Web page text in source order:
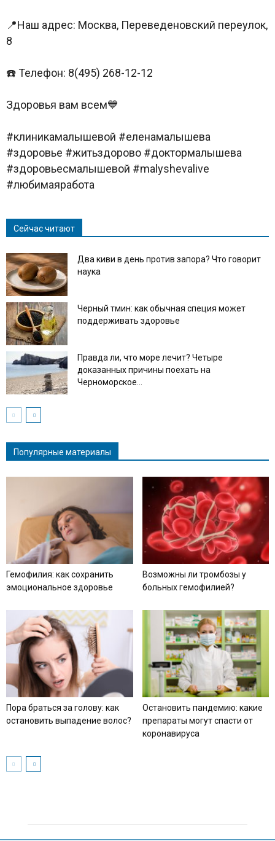
📍Наш адрес: Москва, Переведеновский переулок,
8
☎️ Телефон: 8(495) 268-12-12
Здоровья вам всем💙
#клиникамалышевой #еленамалышева
#здоровье #житьздорово #доктормалышева
#здоровьесмалышевой #malyshevalive
#любимаяработа
Сейчас читают
Два киви в день против запора? Что говорит
наука
Черный тмин: как обычная специя может
поддерживать здоровье
Правда ли, что море лечит? Четыре
доказанных причины поехать на
Черноморское...
Популярные материалы
Гемофилия: как сохранить
эмоциональное здоровье
Возможны ли тромбозы у
больных гемофилией?
Пора браться за голову: как
остановить выпадение волос?
Остановить пандемию: какие
препараты могут спасти от
коронавируса